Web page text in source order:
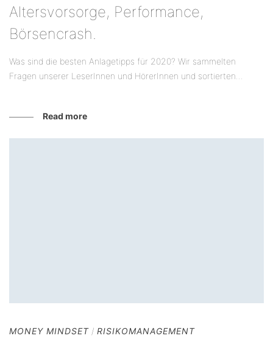
Altersvorsorge, Performance,
Börsencrash.
Was sind die besten Anlagetipps für 2020? Wir sammelten
Fragen unserer LeserInnen und HörerInnen und sortierten...
Read more
MONEY MINDSET / RISIKOMANAGEMENT